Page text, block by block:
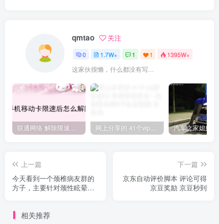
qmtao 关注
0 1.7W+ 1 1 1395W+
这家伙很懒，什么都没有写...
联通网络 解除限速方法参考！畅享、畅玩、老白干等及其它地区自测了 网上分享的 41个vip解析接口 有需要的拿去~ 免费看全网VIP会员视频
上一篇
今天看到一个颈椎病友群的
方子，主要针对颈性眩晕，
下一篇
京东自动评价脚本 评论可得
京豆奖励 京豆秒到
相关推荐